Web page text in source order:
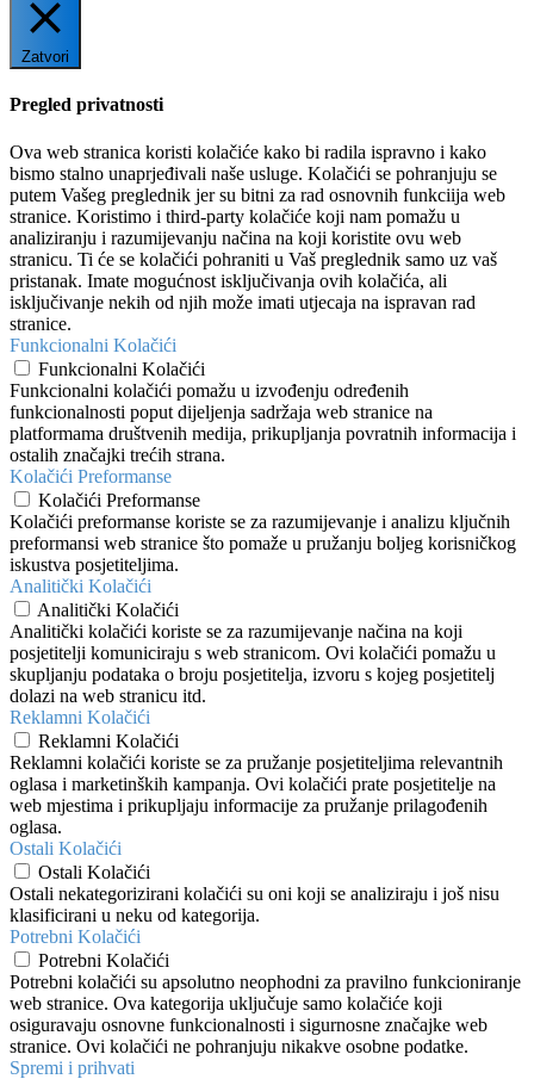
Zatvori
Pregled privatnosti
Ova web stranica koristi kolačiće kako bi radila ispravno i kako
bismo stalno unaprjeđivali naše usluge. Kolačići se pohranjuju se
putem Vašeg preglednik jer su bitni za rad osnovnih funkciija web
stranice. Koristimo i third-party kolačiće koji nam pomažu u
analiziranju i razumijevanju načina na koji koristite ovu web
stranicu. Ti će se kolačići pohraniti u Vaš preglednik samo uz vaš
pristanak. Imate mogućnost isključivanja ovih kolačića, ali
isključivanje nekih od njih može imati utjecaja na ispravan rad
stranice.
Funkcionalni Kolačići
Funkcionalni Kolačići
Funkcionalni kolačići pomažu u izvođenju određenih
funkcionalnosti poput dijeljenja sadržaja web stranice na
platformama društvenih medija, prikupljanja povratnih informacija i
ostalih značajki trećih strana.
Kolačići Preformanse
Kolačići Preformanse
Kolačići preformanse koriste se za razumijevanje i analizu ključnih
preformansi web stranice što pomaže u pružanju boljeg korisničkog
iskustva posjetiteljima.
Analitički Kolačići
Analitički Kolačići
Analitički kolačići koriste se za razumijevanje načina na koji
posjetitelji komuniciraju s web stranicom. Ovi kolačići pomažu u
skupljanju podataka o broju posjetitelja, izvoru s kojeg posjetitelj
dolazi na web stranicu itd.
Reklamni Kolačići
Reklamni Kolačići
Reklamni kolačići koriste se za pružanje posjetiteljima relevantnih
oglasa i marketinških kampanja. Ovi kolačići prate posjetitelje na
web mjestima i prikupljaju informacije za pružanje prilagođenih
oglasa.
Ostali Kolačići
Ostali Kolačići
Ostali nekategorizirani kolačići su oni koji se analiziraju i još nisu
klasificirani u neku od kategorija.
Potrebni Kolačići
Potrebni Kolačići
Potrebni kolačići su apsolutno neophodni za pravilno funkcioniranje
web stranice. Ova kategorija uključuje samo kolačiće koji
osiguravaju osnovne funkcionalnosti i sigurnosne značajke web
stranice. Ovi kolačići ne pohranjuju nikakve osobne podatke.
Spremi i prihvati